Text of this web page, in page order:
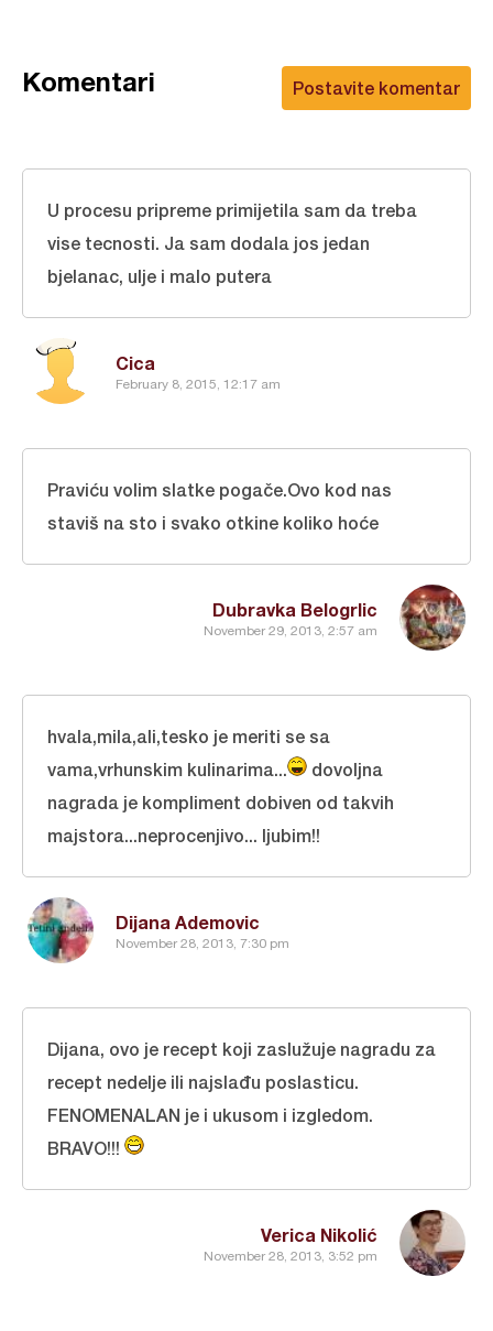
Postavite komentar
Komentari
Cica
February 8, 2015, 12:17 am
U procesu pripreme primijetila sam da treba
vise tecnosti. Ja sam dodala jos jedan
bjelanac, ulje i malo putera
Dubravka Belogrlic
November 29, 2013, 2:57 am
Praviću volim slatke pogače.Ovo kod nas
staviš na sto i svako otkine koliko hoće
Dijana Ademovic
November 28, 2013, 7:30 pm
hvala,mila,ali,tesko je meriti se sa
vama,vrhunskim kulinarima...
dovoljna
nagrada je kompliment dobiven od takvih
majstora...neprocenjivo... ljubim!!
Verica Nikolić
November 28, 2013, 3:52 pm
Dijana, ovo je recept koji zaslužuje nagradu za
recept nedelje ili najslađu poslasticu.
FENOMENALAN je i ukusom i izgledom.
BRAVO!!!